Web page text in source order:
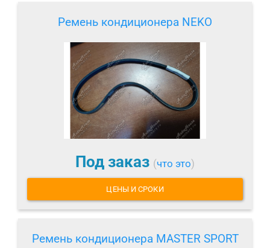
Ремень кондиционера NEKO
Под заказ (что это)
ЦЕНЫ И СРОКИ
Ремень кондиционера MASTER SPORT